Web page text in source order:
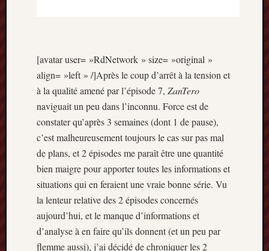
[avatar user= »RdNetwork » size= »original »
align= »left » /]Après le coup d’arrêt à la tension et
à la qualité amené par l’épisode 7, ZanTero
naviguait un peu dans l’inconnu. Force est de
constater qu’après 3 semaines (dont 1 de pause),
c’est malheureusement toujours le cas sur pas mal
de plans, et 2 épisodes me paraît être une quantité
bien maigre pour apporter toutes les informations et
situations qui en feraient une vraie bonne série. Vu
la lenteur relative des 2 épisodes concernés
aujourd’hui, et le manque d’informations et
d’analyse à en faire qu’ils donnent (et un peu par
flemme aussi), j’ai décidé de chroniquer les 2